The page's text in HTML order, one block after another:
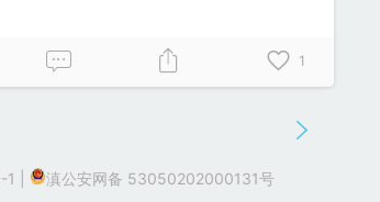
1
1 滇公安网备 53050202000131号